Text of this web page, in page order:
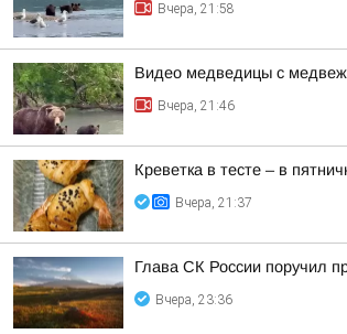
Вчера, 21:58
Видео медведицы с
Вчера, 21:46
Креветка в тесте – в
Вчера, 21:37
Глава СК России поручил
Вчера, 23:36